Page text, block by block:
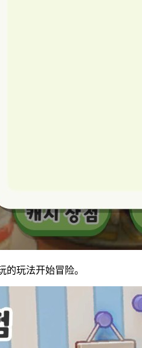
的玩法开始冒险。